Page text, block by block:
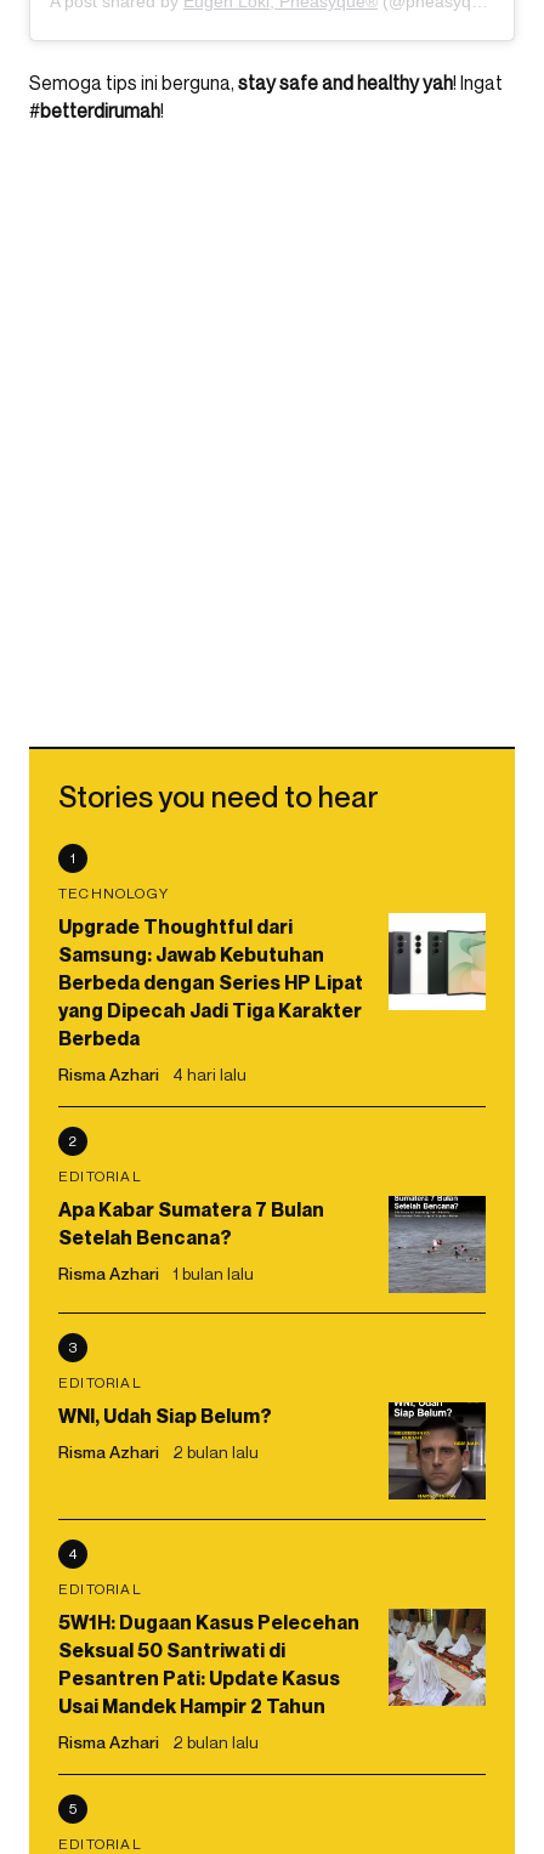
Semoga tips ini berguna, stay safe and healthy yah! Ingat
#betterdirumah!
Stories you need to hear
1
TECHNOLOGY
Upgrade Thoughtful dari
Samsung: Jawab Kebutuhan
Berbeda dengan Series HP Lipat
yang Dipecah Jadi Tiga Karakter
Berbeda
Risma Azhari 4 hari lalu
2
EDITORIAL
Apa Kabar Sumatera 7 Bulan
Setelah Bencana?
Risma Azhari 1 bulan lalu
3
EDITORIAL
WNI, Udah Siap Belum?
Risma Azhari 2 bulan lalu
4
EDITORIAL
5W1H: Dugaan Kasus Pelecehan
Seksual 50 Santriwati di
Pesantren Pati: Update Kasus
Usai Mandek Hampir 2 Tahun
Risma Azhari 2 bulan lalu
5
EDITORIAL